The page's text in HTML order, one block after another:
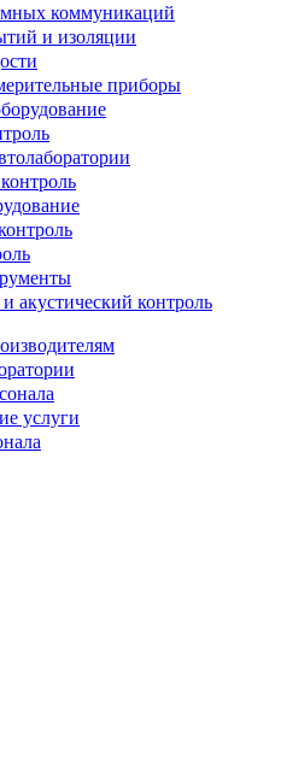
коммуникаций
и изоляции
приборы
и акустический контроль
услуги